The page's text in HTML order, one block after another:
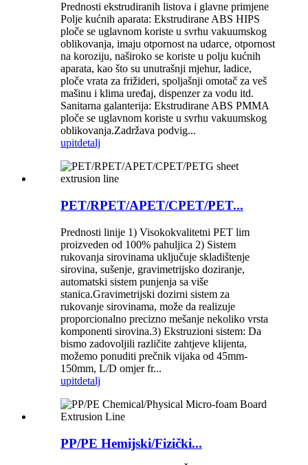
Prednosti ekstrudiranih listova i glavne primjene
Polje kućnih aparata: Ekstrudirane ABS HIPS
ploče se uglavnom koriste u svrhu vakuumskog
oblikovanja, imaju otpornost na udarce, otpornost
na koroziju, naširoko se koriste u polju kućnih
aparata, kao što su unutrašnji mjehur, ladice,
ploče vrata za frižideri, spoljašnji omotač za veš
mašinu i klima uređaj, dispenzer za vodu itd.
Sanitarna galanterija: Ekstrudirane ABS PMMA
ploče se uglavnom koriste u svrhu vakuumskog
oblikovanja.Zadržava podvig...
upitdetalj
PET/RPET/APET/CPET/PET...
Prednosti linije 1) Visokokvalitetni PET lim
proizveden od 100% pahuljica 2) Sistem
rukovanja sirovinama uključuje skladištenje
sirovina, sušenje, gravimetrijsko doziranje,
automatski sistem punjenja sa više
stanica.Gravimetrijski dozirni sistem za
rukovanje sirovinama, može da realizuje
proporcionalno precizno mešanje nekoliko vrsta
komponenti sirovina.3) Ekstruzioni sistem: Da
bismo zadovoljili različite zahtjeve klijenta,
možemo ponuditi prečnik vijaka od 45mm-
150mm, L/D omjer fr...
upitdetalj
PP/PE Hemijski/Fizički...